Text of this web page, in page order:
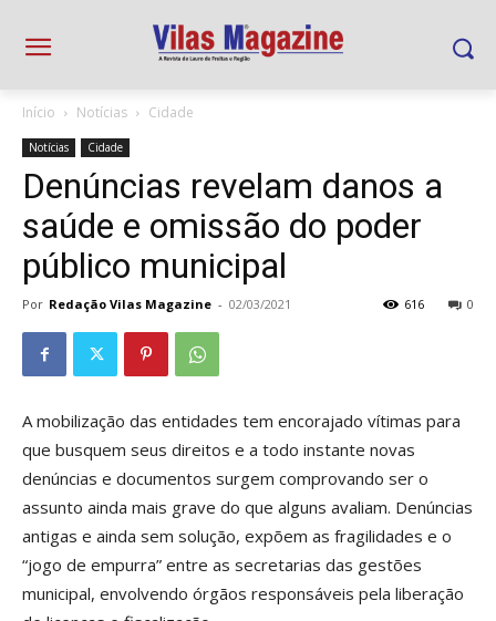
Início Notícias Cidade
Notícias Cidade
Denúncias revelam danos a
saúde e omissão do poder
público municipal
Por Redação Vilas Magazine - 02/03/2021 0
616
A mobilização das entidades tem encorajado vítimas para
que busquem seus direitos e a todo instante novas
denúncias e documentos surgem comprovando ser o
assunto ainda mais grave do que alguns avaliam. Denúncias
antigas e ainda sem solução, expõem as fragilidades e o
“jogo de empurra” entre as secretarias das gestões
municipal, envolvendo órgãos responsáveis pela liberação